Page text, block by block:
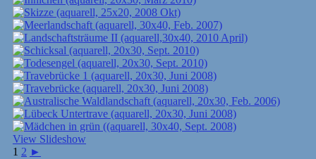
View Slideshow
1 2 ►